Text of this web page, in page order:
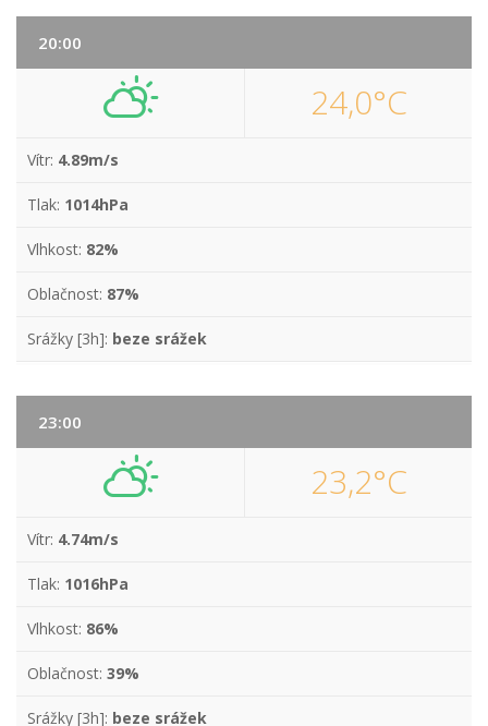
20:00
24,0°C
Vítr: 4.89m/s
Tlak: 1014hPa
Vlhkost: 82%
Oblačnost: 87%
Srážky [3h]: beze srážek
23:00
23,2°C
Vítr: 4.74m/s
Tlak: 1016hPa
Vlhkost: 86%
Oblačnost: 39%
Srážky [3h]: beze srážek